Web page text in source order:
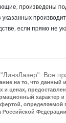
произведены
указанных
если прямо не
Все
на то, что данный
и ценах,
характер и
определяемой
Российской Федерации